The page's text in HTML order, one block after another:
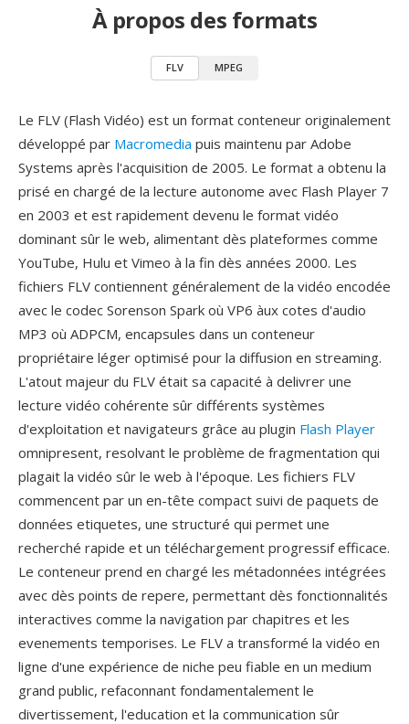
À propos des formats
FLV MPEG
Le FLV (Flash Vidéo) est un format conteneur originalement
développé par Macromedia puis maintenu par Adobe
Systems après l'acquisition de 2005. Le format a obtenu la
prisé en chargé de la lecture autonome avec Flash Player 7
en 2003 et est rapidement devenu le format vidéo
dominant sûr le web, alimentant dès plateformes comme
YouTube, Hulu et Vimeo à la fin dès années 2000. Les
fichiers FLV contiennent généralement de la vidéo encodée
avec le codec Sorenson Spark où VP6 àux cotes d'audio
MP3 où ADPCM, encapsules dans un conteneur
propriétaire léger optimisé pour la diffusion en streaming.
L'atout majeur du FLV était sa capacité à delivrer une
lecture vidéo cohérente sûr différents systèmes
d'exploitation et navigateurs grâce au plugin Flash Player
omnipresent, resolvant le problème de fragmentation qui
plagait la vidéo sûr le web à l'époque. Les fichiers FLV
commencent par un en-tête compact suivi de paquets de
données etiquetes, une structuré qui permet une
recherché rapide et un téléchargement progressif efficace.
Le conteneur prend en chargé les métadonnées intégrées
avec dès points de repere, permettant dès fonctionnalités
interactives comme la navigation par chapitres et les
evenements temporises. Le FLV a transformé la vidéo en
ligne d'une expérience de niche peu fiable en un medium
grand public, refaconnant fondamentalement le
divertissement, l'education et la communication sûr